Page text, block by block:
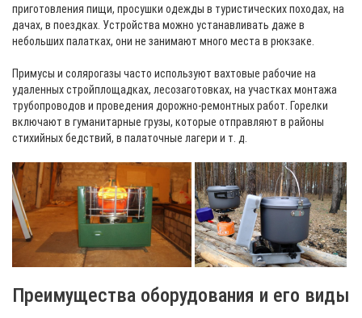
приготовления пищи, просушки одежды в туристических походах, на
дачах, в поездках. Устройства можно устанавливать даже в
небольших палатках, они не занимают много места в рюкзаке.
Примусы и солярогазы часто используют вахтовые рабочие на
удаленных стройплощадках, лесозаготовках, на участках монтажа
трубопроводов и проведения дорожно-ремонтных работ. Горелки
включают в гуманитарные грузы, которые отправляют в районы
стихийных бедствий, в палаточные лагери и т. д.
Преимущества оборудования и его виды